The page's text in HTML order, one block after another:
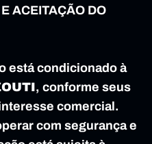
ACEITAÇÃO DO
está condicionado à
, conforme seus
comercial.
com segurança e